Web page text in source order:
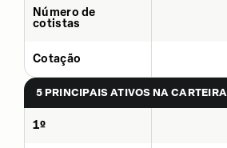
Número de
cotistas
Cotação
5 PRINCIPAIS ATIVOS NA CARTEIRA
1º